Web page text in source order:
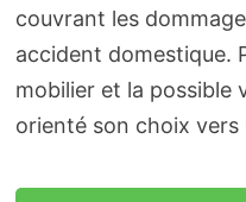
couvrant les
accident domestique.
mobilier et la possible
orienté son choix vers